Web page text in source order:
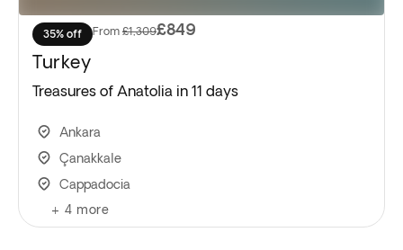
35% off From £1,309£849
Turkey
Treasures of Anatolia in 11 days
Ankara
Çanakkale
Cappadocia
+ 4 more